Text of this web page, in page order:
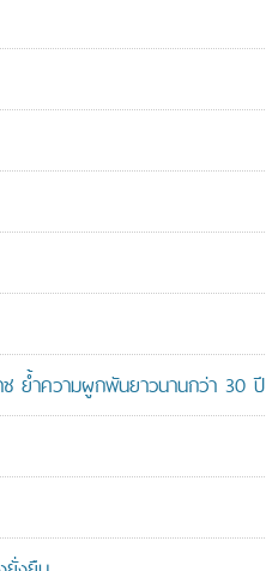
ย้ำความผูกพันยาวนานกว่า 30 ปี